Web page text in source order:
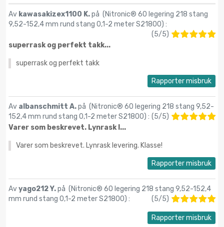
Av kawasakizex1100 K.på (Nitronic® 60 legering 218 stang
9,52-152,4 mm rund stang 0,1-2 meter S21800) :
(5/5)
superrask og perfekt takk...
superrask og perfekt takk
Rapporter misbruk
Av albanschmitt A.på (Nitronic® 60 legering 218 stang 9,52-
152,4 mm rund stang 0,1-2 meter S21800) : (5/5)
Varer som beskrevet. Lynrask l...
Varer som beskrevet. Lynrask levering. Klasse!
Rapporter misbruk
Avyago212 Y.på (Nitronic® 60 legering 218 stang 9,52-152,4
mm rund stang 0,1-2 meter S21800) : (5/5)
Rapporter misbruk